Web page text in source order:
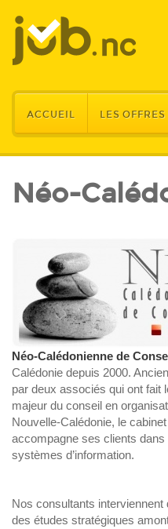
ACCUEIL LES OFFRES
Néo-
Néo-Calédonienne de
Calédonie depuis 2000.
par deux associés qui ont fait
majeur du conseil en
Nouvelle-Calédonie, le
accompagne ses clients
systèmes d’information.
Nos consultants
des études stratégiques